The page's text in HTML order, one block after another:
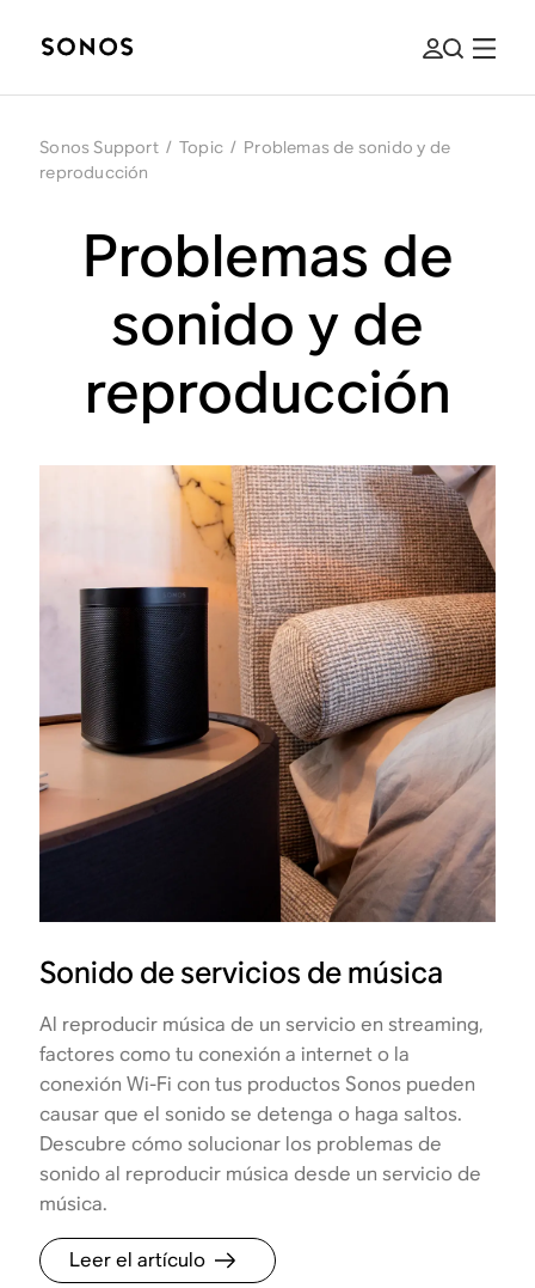
Sonos Support / Topic / Problemas de sonido y de
reproducción
Problemas de
sonido y de
reproducción
Sonido de servicios de música
Al reproducir música de un servicio en streaming,
factores como tu conexión a internet o la
conexión Wi-Fi con tus productos Sonos pueden
causar que el sonido se detenga o haga saltos.
Descubre cómo solucionar los problemas de
sonido al reproducir música desde un servicio de
música.
Leer el artículo